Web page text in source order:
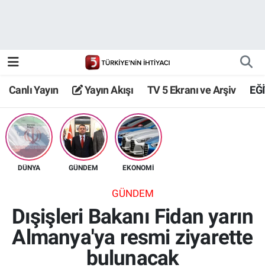
Canlı Yayın Yayın Akışı TV 5 Ekranı ve Arşiv
DÜNYA GÜNDEM EKONOMİ
GÜNDEM
Dışişleri Bakanı Fidan yarın
Almanya'ya resmi ziyarette
bulunacak
TV 5 Ekranı ve Arşiv